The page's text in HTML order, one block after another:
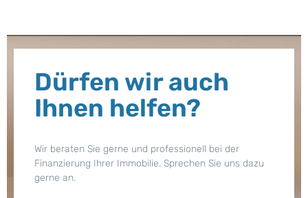
Dürfen wir auch
Ihnen helfen?
Wir beraten Sie gerne und professionell bei der
Finanzierung Ihrer Immobilie. Sprechen Sie uns dazu
gerne an.